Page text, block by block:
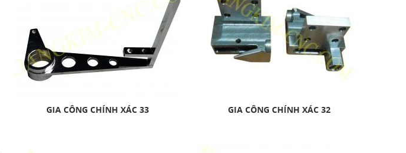
GIA CÔNG CHÍNH XÁC 33 GIA CÔNG CHÍNH XÁC 32